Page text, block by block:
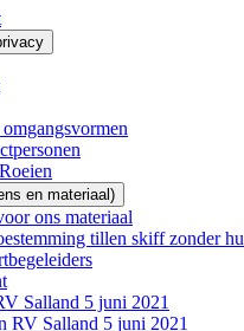
en materiaal)
ons materiaal
tillen skiff zonder
Salland 5 juni 2021
RV Salland 5 juni 2021